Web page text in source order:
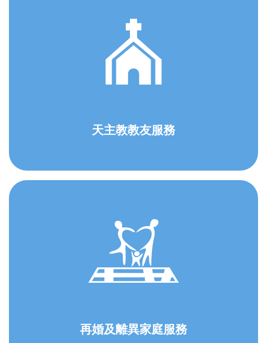
天主教教友服務
再婚及離異家庭服務